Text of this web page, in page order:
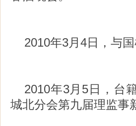
2010年3月4日，与国
2010年3月5日，台
城北分会第九届理监事